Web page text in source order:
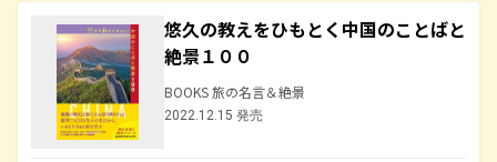
悠久の教えをひもとく中国のことばと
絶景１００
BOOKS 旅の名言＆絶景
2022.12.15 発売